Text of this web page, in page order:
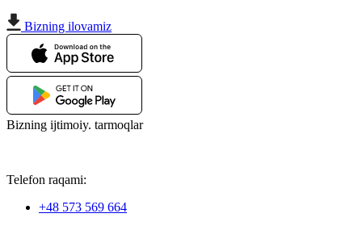
Bizning ilovamiz
Bizning ijtimoiy. tarmoqlar
Telefon raqami:
+48 573 569 664